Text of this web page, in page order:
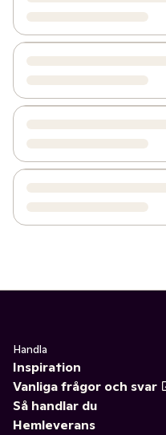
Handla
Inspiration
Vanliga frågor och svar
Så handlar du
Hemleverans